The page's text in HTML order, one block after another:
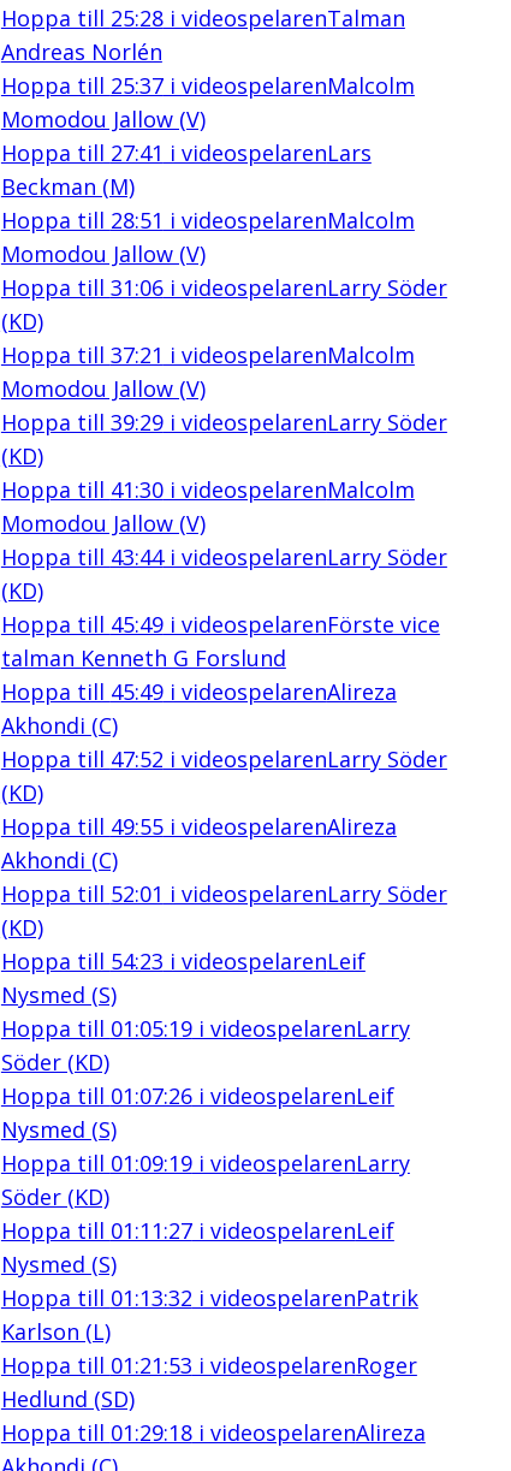
Hoppa till 25:28i videospelarenTalman
Andreas Norlén
Hoppa till 25:37i videospelarenMalcolm
Momodou Jallow (V)
Hoppa till 27:41 i videospelarenLars
Beckman (M)
Hoppa till 28:51 i videospelarenMalcolm
Momodou Jallow (V)
Hoppa till 31:06i videospelarenLarry Söder
(KD)
Hoppa till 37:21 i videospelarenMalcolm
Momodou Jallow (V)
Hoppa till 39:29i videospelarenLarry Söder
(KD)
Hoppa till 41:30i videospelarenMalcolm
Momodou Jallow (V)
Hoppa till 43:44i videospelarenLarry Söder
(KD)
Hoppa till 45:49i videospelarenFörste vice
talman Kenneth G Forslund
Hoppa till 45:49i videospelarenAlireza
Akhondi (C)
Hoppa till 47:52 i videospelarenLarry Söder
(KD)
Hoppa till 49:55i videospelarenAlireza
Akhondi (C)
Hoppa till 52:01 i videospelarenLarry Söder
(KD)
Hoppa till 54:23 i videospelarenLeif
Nysmed (S)
Hoppa till 01:05:19i videospelarenLarry
Söder (KD)
Hoppa till 01:07:26i videospelarenLeif
Nysmed (S)
Hoppa till 01:09:19i videospelarenLarry
Söder (KD)
Hoppa till 01:11:27i videospelarenLeif
Nysmed (S)
Hoppa till 01:13:32 i videospelarenPatrik
Karlson (L)
Hoppa till 01:21:53 i videospelarenRoger
Hedlund (SD)
Hoppa till 01:29:18i videospelarenAlireza